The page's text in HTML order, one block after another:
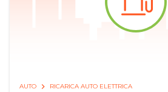
AUTO RICARICA AUTO ELETTRICA